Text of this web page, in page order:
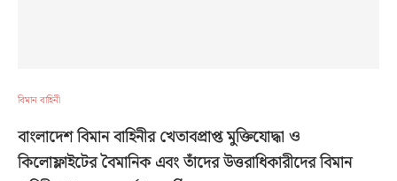
বিমান বাহিনী
বাংলাদেশ বিমান বাহিনীর খেতাবপ্রাপ্ত মুক্তিযোদ্ধা ও
কিলোফ্লাইটের বৈমানিক এবং তাঁদের উত্তরাধিকারীদের বিমান